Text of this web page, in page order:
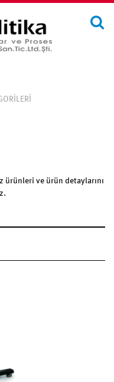
ürünleri ve ürün detaylarını